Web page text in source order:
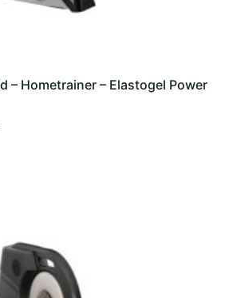
– Hometrainer – Elastogel Power